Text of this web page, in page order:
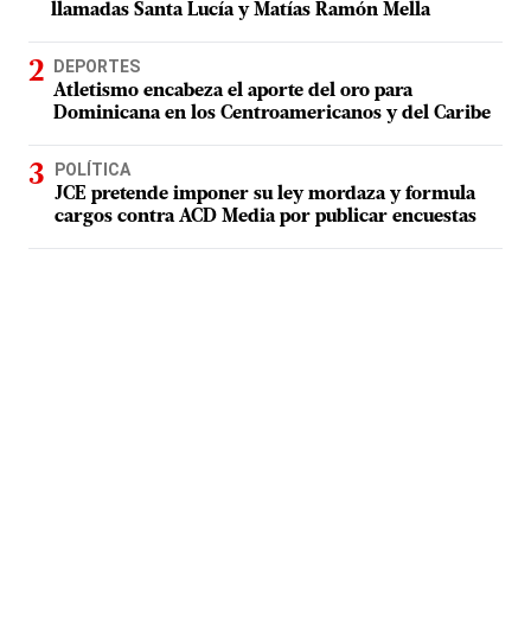
llamadas Santa Lucía y Matías Ramón Mella
DEPORTES
Atletismo encabeza el aporte del oro para
Dominicana en los Centroamericanos y del Caribe
POLÍTICA
JCE pretende imponer su ley mordaza y formula
cargos contra ACD Media por publicar encuestas